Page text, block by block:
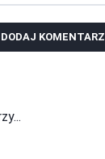
DODAJ KOMENTARZ